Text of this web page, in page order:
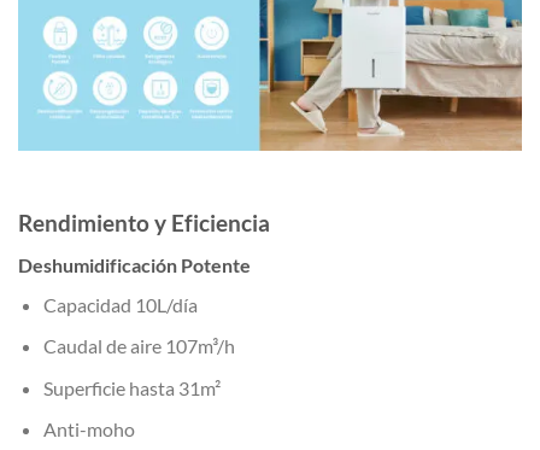
Rendimiento y Eficiencia
Deshumidificación Potente
Capacidad 10L/día
Caudal de aire 107m³/h
Superficie hasta 31m²
Anti-moho